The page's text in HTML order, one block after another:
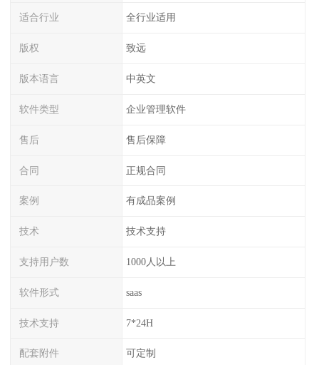
适合行业 全行业适用
版权 致远
版本语言 中英文
软件类型 企业管理软件
售后 售后保障
合同 正规合同
案例 有成品案例
技术 技术支持
支持用户数 1000人以上
软件形式 saas
技术支持 7*24H
配套附件 可定制